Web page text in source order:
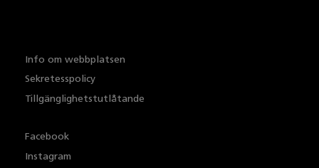
Info om webbplatsen
Sekretesspolicy
Tillgänglighetstutlåtande
Facebook
Instagram